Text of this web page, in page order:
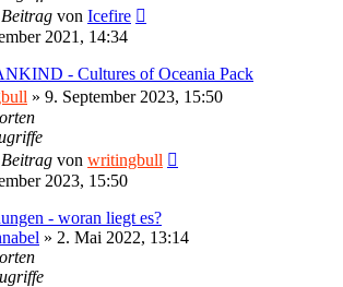
von Icefire
2021, 14:34
- Cultures of Oceania Pack
» 9. September 2023, 15:50
von writingbull
2023, 15:50
- woran liegt es?
» 2. Mai 2022, 13:14